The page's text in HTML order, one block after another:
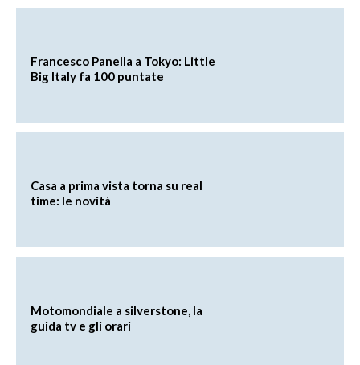
Francesco Panella a Tokyo: Little
Big Italy fa 100 puntate
Casa a prima vista torna su real
time: le novità
Motomondiale a silverstone, la
guida tv e gli orari